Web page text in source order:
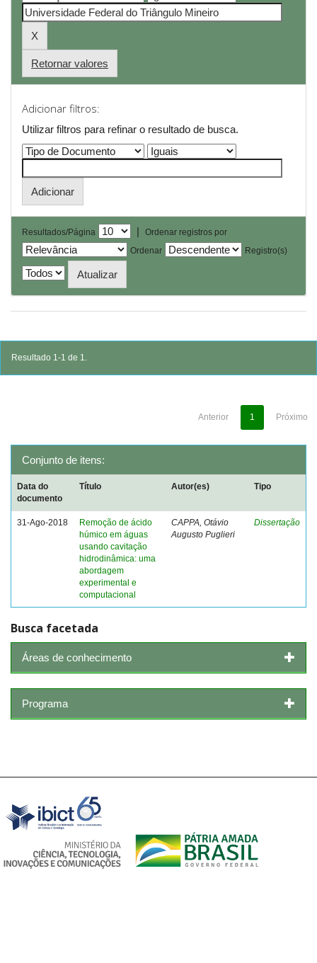
Retornar valores
Adicionar filtros:
Utilizar filtros para refinar o resultado de busca.
Resultados/Página |
Ordenar registros por
Ordenar
Registro(s)
Resultado 1-1 de 1.
Anterior 1 Próximo
Conjunto de itens:
Data do
documento
Título Autor(es) Tipo
31-Ago-2018
Remoção de ácido
húmico em águas
usando cavitação
hidrodinâmica: uma
abordagem
experimental e
computacional
CAPPA, Otávio
Augusto Puglieri
Dissertação
Busca facetada
Áreas de conhecimento
Programa